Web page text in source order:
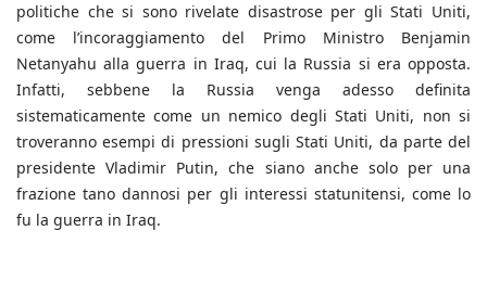
politiche che si sono rivelate disastrose per gli Stati Uniti,
come l’incoraggiamento del Primo Ministro Benjamin
Netanyahu alla guerra in Iraq, cui la Russia si era opposta.
Infatti, sebbene la Russia venga adesso definita
sistematicamente come un nemico degli Stati Uniti, non si
troveranno esempi di pressioni sugli Stati Uniti, da parte del
presidente Vladimir Putin, che siano anche solo per una
frazione tano dannosi per gli interessi statunitensi, come lo
fu la guerra in Iraq.